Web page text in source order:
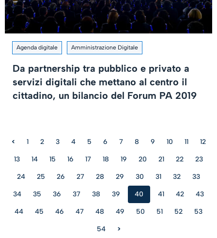
Agenda digitale Amministrazione Digitale
Da partnership tra pubblico e privato a
servizi digitali che mettano al centro il
cittadino, un bilancio del Forum PA 2019
< 1 2 3 4 5 6 7 8 9 10 11 12
13 14 15 16 17 18 19 20 21 22 23
24 25 26 27 28 29 30 31 32 33
34 35 36 37 38 39 40 41 42 43
44 45 46 47 48 49 50 51 52 53
54 >